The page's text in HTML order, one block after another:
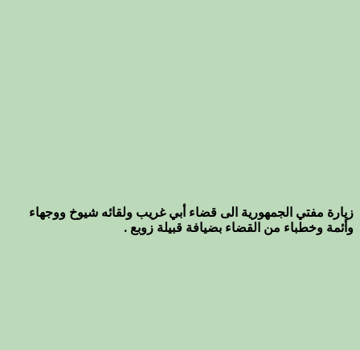
زيارة مفتي الجمهورية الى قضاء أبي غريب ولقائه شيوخ ووجهاء
وأئمة وخطباء من القضاء بضيافة قبيلة زوبع .